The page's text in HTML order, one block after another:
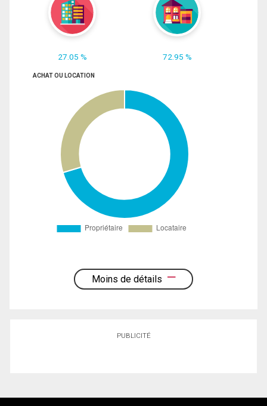
27.05 % 72.95 %
ACHAT OU LOCATION
Moins de détails
PUBLICITÉ